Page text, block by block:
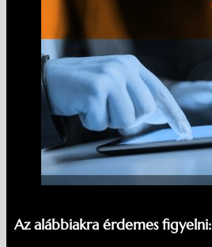
Az alábbiakra érdemes figyelni: